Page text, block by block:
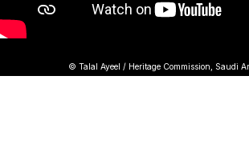
© Talal Ayeel / Heritage Commission, Saudi